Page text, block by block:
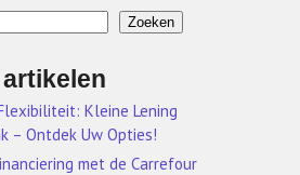
Zoeken
Kleine Lening
– Ontdek Uw Opties!
met de Carrefour